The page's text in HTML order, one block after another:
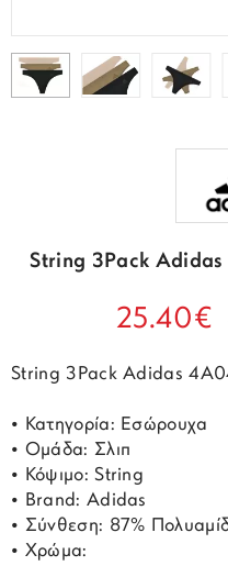
String 3Pack
25.40€
String 3Pack Adidas
• Κατηγορία: Εσώρουχα
• Ομάδα: Σλιπ
• Κόψιμο: String
• Brand: Adidas
• Σύνθεση: 87%
• Χρώμα: